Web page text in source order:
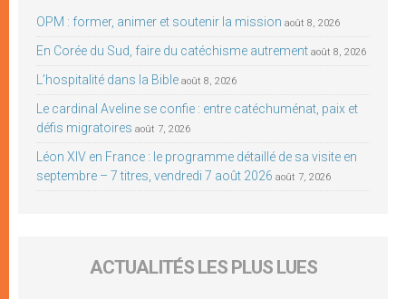
OPM : former, animer et soutenir la mission août 8, 2026
En Corée du Sud, faire du catéchisme autrement août 8, 2026
L’hospitalité dans la Bible août 8, 2026
Le cardinal Aveline se confie : entre catéchuménat, paix et
défis migratoires août 7, 2026
Léon XIV en France : le programme détaillé de sa visite en
septembre – 7 titres, vendredi 7 août 2026 août 7, 2026
ACTUALITÉS LES PLUS LUES